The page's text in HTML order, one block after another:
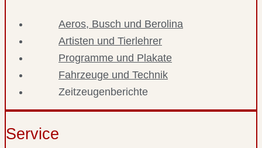
Aeros, Busch und Berolina
Artisten und Tierlehrer
Programme und Plakate
Fahrzeuge und Technik
Zeitzeugenberichte
Service